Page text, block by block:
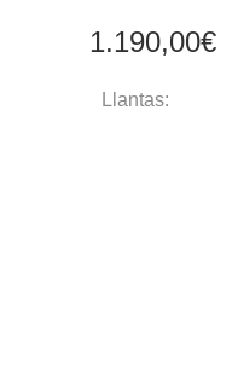
1.190,00€
Llantas: